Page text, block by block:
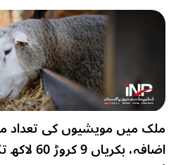
ملک میں مویشیوں کی تعداد
اضافہ،